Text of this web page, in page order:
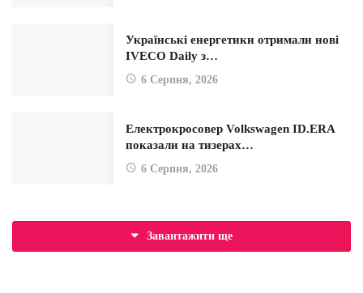
Українські енергетики отримали нові
IVECO Daily з…
6 Серпня, 2026
Електрокросовер Volkswagen ID.ERA
показали на тизерах…
6 Серпня, 2026
Завантажити ще